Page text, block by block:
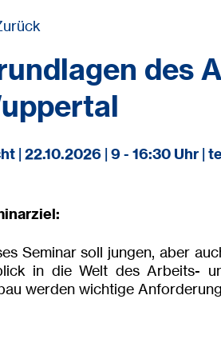
des
| 22.10.2026 | 9 - 16:30 Uhr |
Seminar soll jungen, aber
in die Welt des Arbeits-
werden wichtige